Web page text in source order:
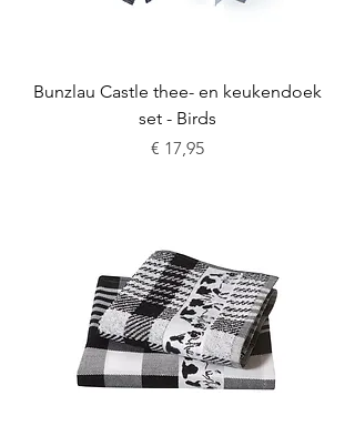
Bunzlau Castle thee- en keukendoek
set - Birds
Prijs
€ 17,95